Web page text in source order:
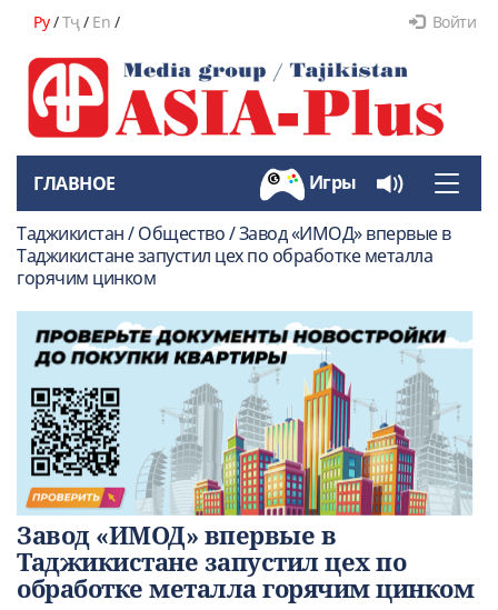
Ру/Тҷ/ En / Войти
Toggle
ГЛАВНОЕ Игры
Таджикистан / Общество / Завод «ИМОД» впервые в
Таджикистане запустил цех по обработке металла
горячим цинком
Завод «ИМОД» впервые в
Таджикистане запустил цех по
обработке металла горячим цинком